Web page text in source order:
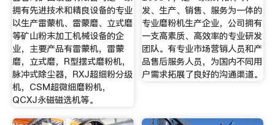
拥有先进技术和精良设备的专业
以生产雷蒙机、雷蒙磨、立式磨
等矿山粉末加工机械设备的企
业，主要产品有雷蒙机，雷蒙
磨，立式磨，R型摆式磨粉机，
脉冲式除尘器，RXJ超细粉分级
机，CSM超微细磨粉机，
QCXJ永磁磁选机等。
发、生产、销售、服务为一体的
专业磨粉机生产企业，公司拥有
一支高素质、高效率的专业研发
团队。有专业市场营销人员和产
品售后服务人员，为国内不同用
户需求拓展了良好的沟通渠道。